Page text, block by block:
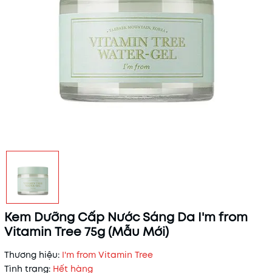
Kem Dưỡng Cấp Nước Sáng Da I'm from
Vitamin Tree 75g (Mẫu Mới)
Thương hiệu: I'm from Vitamin Tree
Tình trạng: Hết hàng